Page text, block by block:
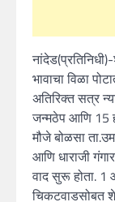
भावाचा विळा
अतिरिक्त सत्र
जन्मठेप आणि 15
मौजे बोळसा
आणि धाराजी
वाद सुरू होता. 1
चिकटवाडसोबत